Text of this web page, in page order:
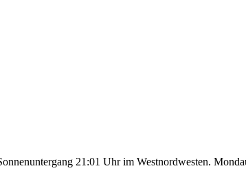
21:01 Uhr im Westnordwesten.